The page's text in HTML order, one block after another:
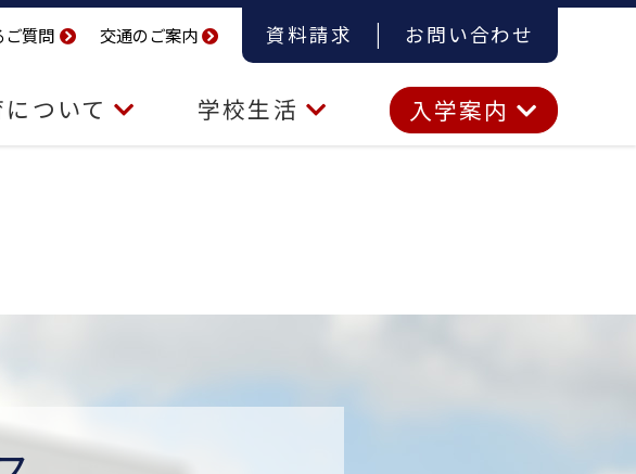
ご質問 交通のご案内 資料請求 お問い合わせ
ついて 学校生活 入学案内